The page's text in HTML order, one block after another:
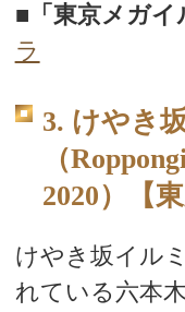
■ 「東京メガイ
ラ
3. けやき
（
2020）【
けやき坂イル
れている六本